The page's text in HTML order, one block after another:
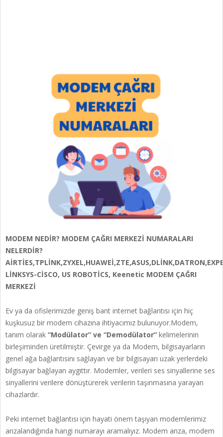
MODEM NEDİR? MODEM ÇAĞRI MERKEZİ NUMARALARI
NELERDİR?
LİNKSYS-CİSCO, US ROBOTİCS, Keenetic MODEM ÇAĞRI
MERKEZİ
Ev ya da ofislerimizde geniş bant internet bağlantısı için hiç
kuşkusuz bir modem cihazına ihtiyacımız bulunuyor.Modem,
tanım olarak “Modülator” ve “Demodülator” kelimelerinin
birleşiminden üretilmiştir. Çevirge ya da Modem, bilgisayarların
genel ağa bağlantısını sağlayan ve bir bilgisayarı uzak yerlerdeki
bilgisayar bağlayan aygıttır. Modemler, verileri ses sinyallerine ses
sinyallerini verilere dönüştürerek verilerin taşınmasına yarayan
cihazlardır.
Peki internet bağlantısı için hayati önem taşıyan modemlerimiz
arızalandığında hangi numarayı aramalıyız. Modem arıza, modem